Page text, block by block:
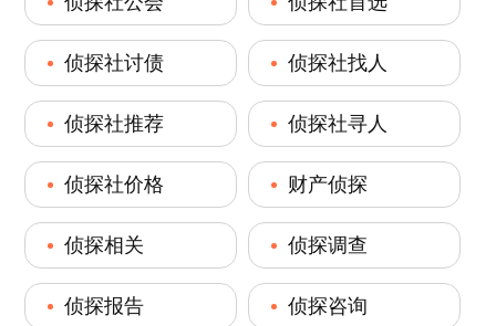
侦探社讨债 侦探社找人
侦探社推荐 侦探社寻人
侦探社价格 财产侦探
侦探相关 侦探调查
侦探报告 侦探咨询